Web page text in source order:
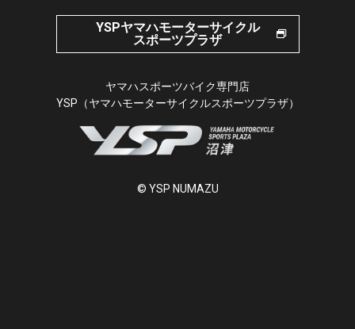
YSPヤマハモーターサイクル
スポーツプラザ
ヤマハスポーツバイク専門店
YSP（ヤマハモーターサイクルスポーツプラザ）
© YSP NUMAZU